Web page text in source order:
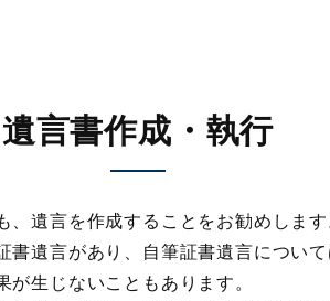
遺言書作成・執行
遺言を作成することをお勧めします
遺言があり、自筆証書遺言につい
生じないこともあります。